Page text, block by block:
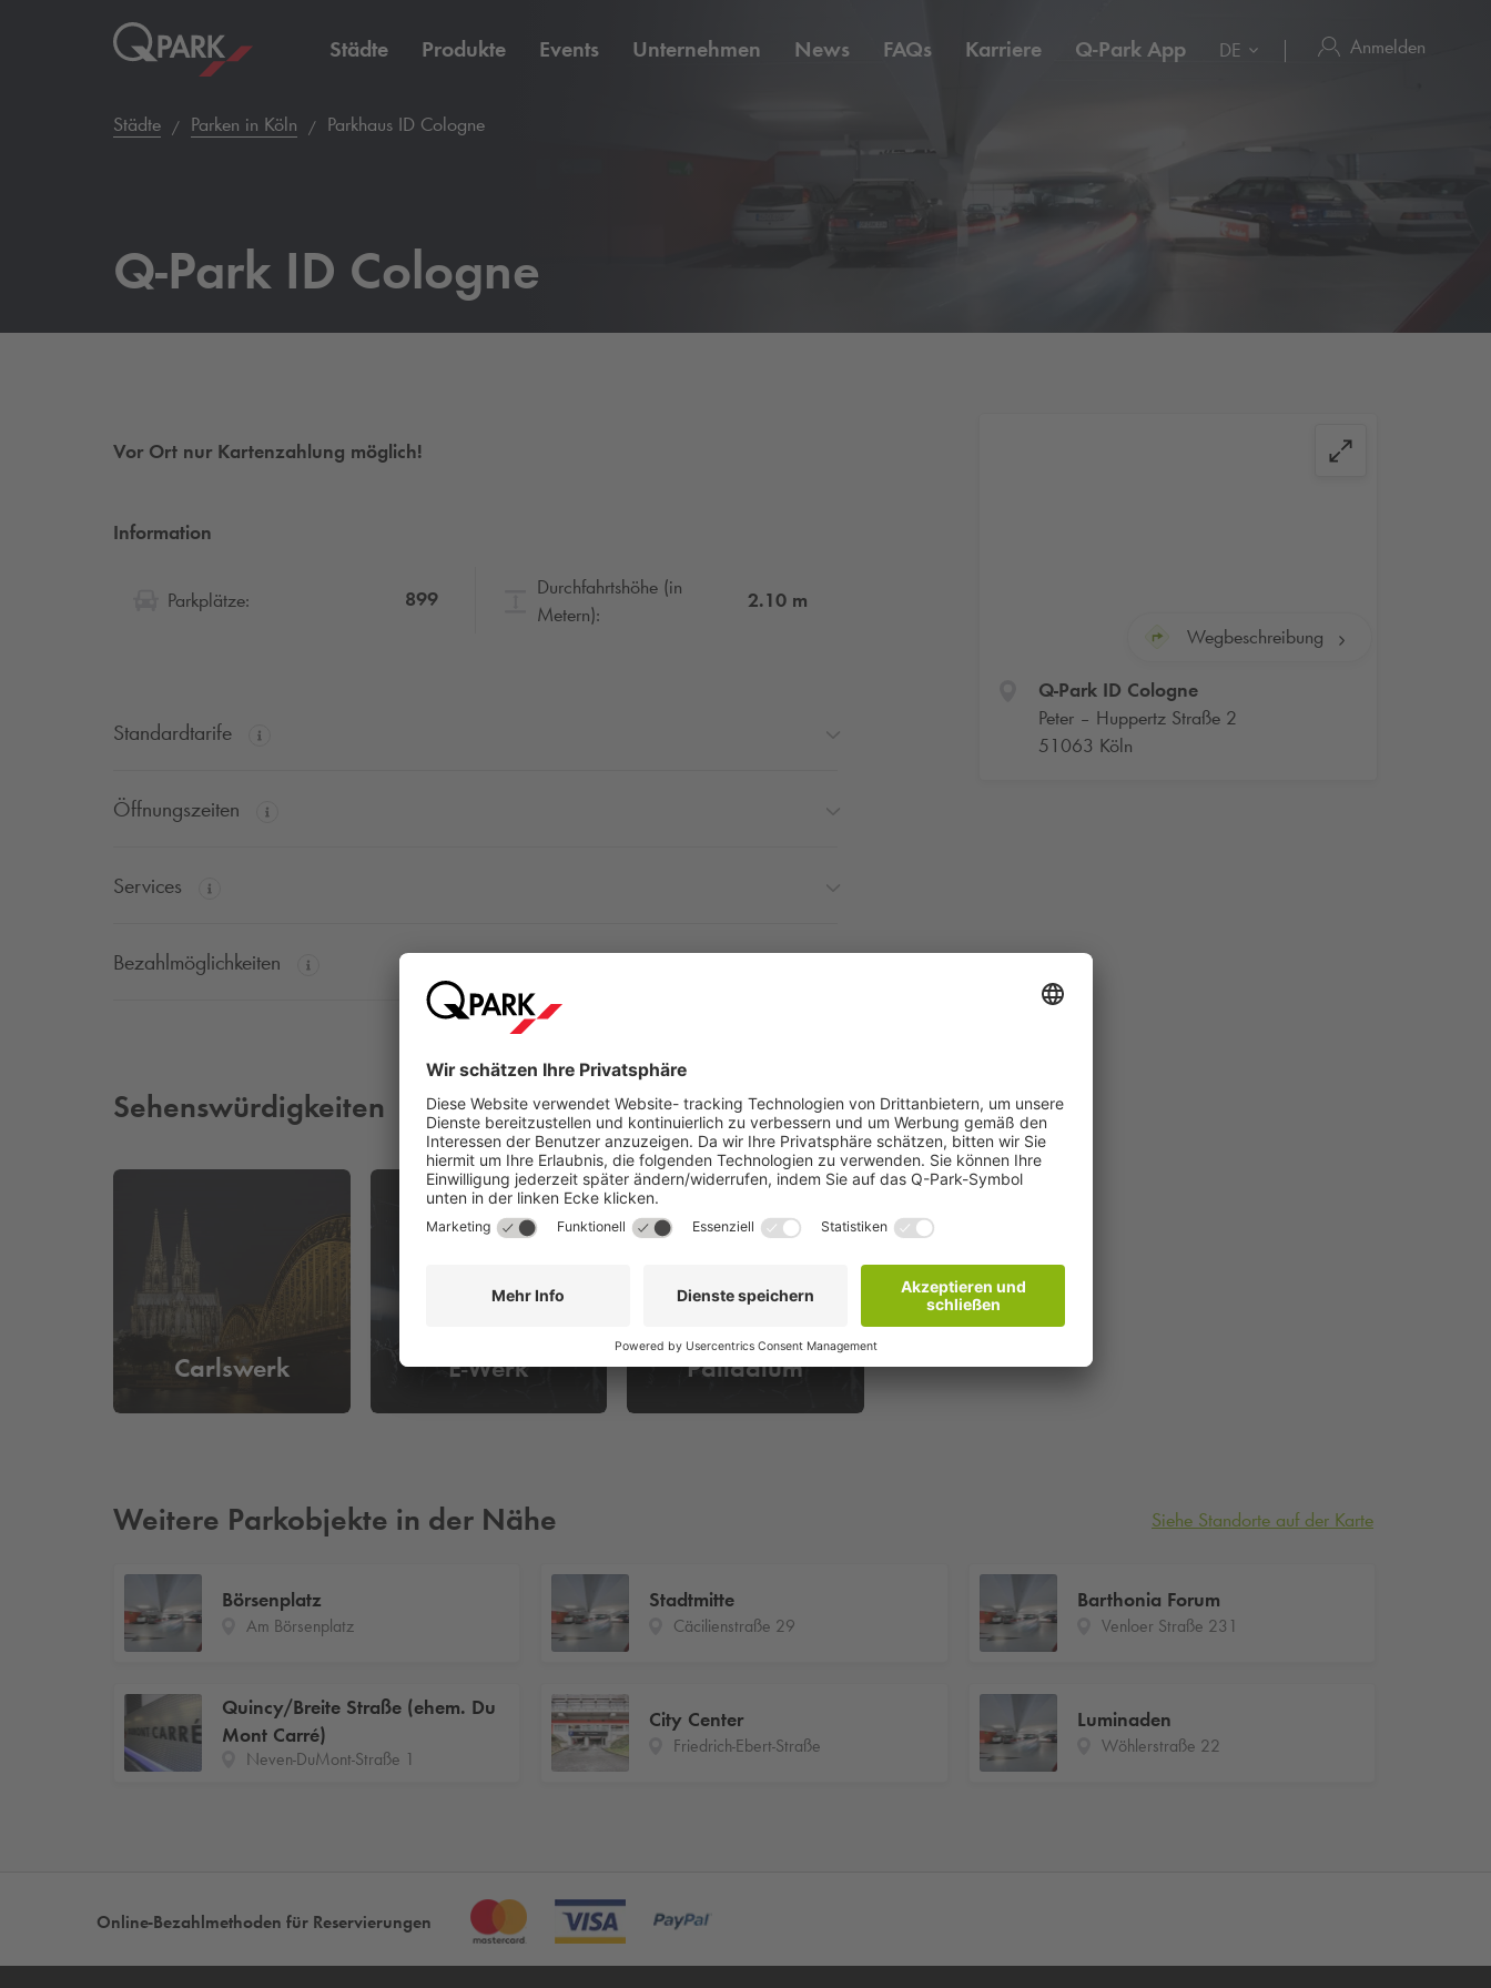
Städte Produkte Events Unternehmen News FAQs Karriere Q-Park App DE Anmelden
Städte Parken in Köln Parkhaus ID Cologne
Q-Park ID Cologne
Wegbeschreibung
Q-ParkID Cologne
Peter – Huppertz Straße 2
51063 Köln
Vor Ort nur Kartenzahlung möglich!
Information
Parkplätze: 899
Durchfahrtshöhe (in
Metern):
2.10 m
Standardtarife
Öffnungszeiten
Services
Bezahlmöglichkeiten
Sehenswürdigkeiten
Carlswerk E-Werk Palladium
Weitere Parkobjekte in der Nähe Siehe Standorte auf der Karte
Börsenplatz
Am Börsenplatz
Quincy/Breite Straße (ehem. Du
Mont Carré)
Neven-DuMont-Straße 1
Stadtmitte
Cäcilienstraße 29
City Center
Friedrich-Ebert-Straße
Barthonia Forum
Venloer Straße 231
Luminaden
Wöhlerstraße 22
Online-Bezahlmethoden für Reservierungen